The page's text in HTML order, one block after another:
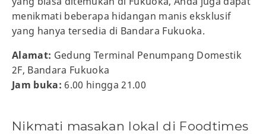
menikmati beberapa hidangan manis eksklusif
yang hanya tersedia di Bandara Fukuoka.
Alamat: Gedung Terminal Penumpang Domestik
2F, Bandara Fukuoka
Jam buka: 6.00 hingga 21.00
Nikmati masakan lokal di Foodtimes